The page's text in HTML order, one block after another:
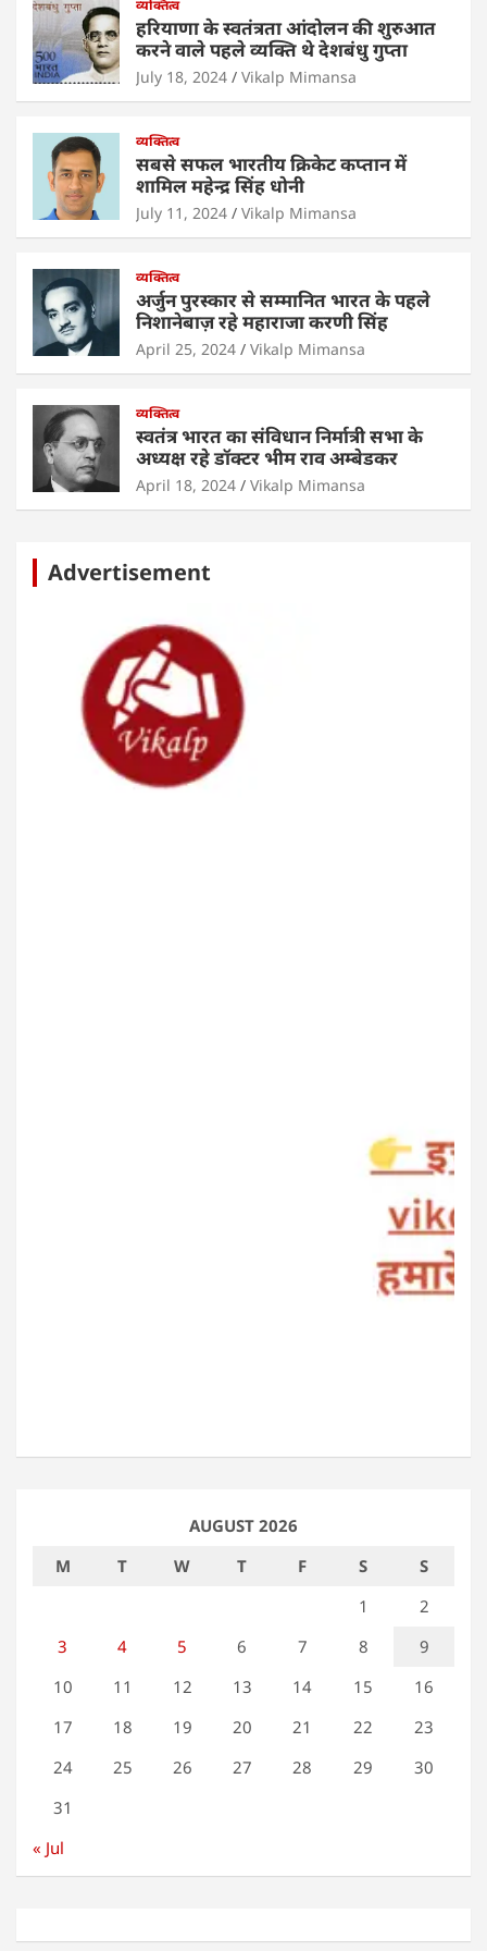
s
A
p
p
e
b
o
o
er e
dI
n
l e
व्यक्तित्व
हरियाणा के स्वतंत्रता आंदोलन की शुरुआत
करने वाले पहले व्यक्ति थे देशबंधु गुप्ता
July 18, 2024 Vikalp Mimansa
व्यक्तित्व
सबसे सफल भारतीय क्रिकेट कप्तान में
शामिल महेन्द्र सिंह धोनी
July 11, 2024 Vikalp Mimansa
व्यक्तित्व
अर्जुन पुरस्कार से सम्मानित भारत के पहले
निशानेबाज़ रहे महाराजा करणी सिंह
April 25, 2024 Vikalp Mimansa
व्यक्तित्व
स्वतंत्र भारत का संविधान निर्मात्री सभा के
अध्यक्ष रहे डॉक्टर भीम राव अम्बेडकर
April 18, 2024 Vikalp Mimansa
Advertisement
AUGUST 2026
M
T W T F S
S
1
2
3
4 5 6 7 8
9
10
11 12 13 14 15
16
17
18 19 20 21 22
23
24
25 26 27 28 29
30
31
« Jul